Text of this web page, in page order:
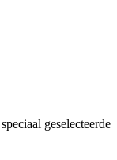
geselecteerde